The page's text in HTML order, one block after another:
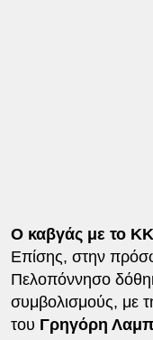
Ο καβγάς με το
Επίσης, στην
Πελοπόννησο
συμβολισμούς, με
του Γρηγόρη